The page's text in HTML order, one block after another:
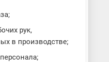
рук,
в производстве;